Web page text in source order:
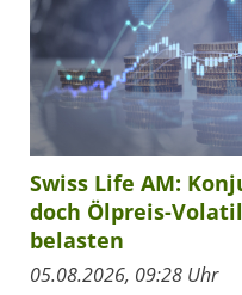
Swiss Life AM:
doch Ölpreis-
belasten
05.08.2026, 09:28 Uhr